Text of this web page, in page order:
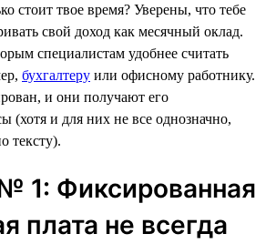
стоит твое время? Уверены, что тебе
свой доход как месячный оклад.
специалистам удобнее считать
бухгалтеру или офисному работнику.
и они получают его
(хотя и для них не все однозначно,
тексту).
1: Фиксированная
плата не всегда